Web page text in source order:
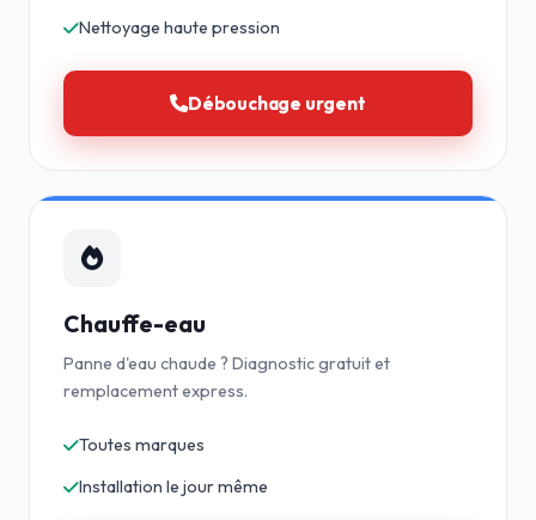
Nettoyage haute pression
Débouchage urgent
Chauffe-eau
Panne d'eau chaude ? Diagnostic gratuit et
remplacement express.
Toutes marques
Installation le jour même